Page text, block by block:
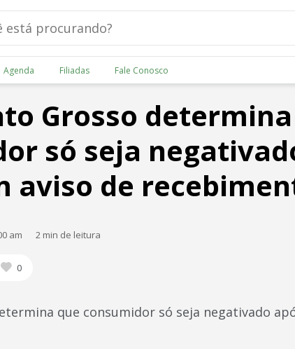
Agenda Filiadas Fale Conosco
Grosso
só seja
aviso de
am
2 min de leitura
0
que consumidor só seja negativado